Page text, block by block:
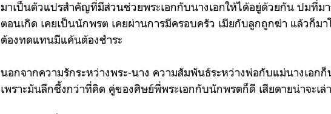
มาเป็นตัวแปรสำคัญที่มีส่วนช่วยพระเอกกับนางเอกให้ได้อยู่ด้วยกัน ปมที่ม
ตอนเกิด เคยเป็นนักพรต เคยผ่านการมีครอบครัว เมียกับลูกถูกฆ่า แล้วก็
ต้องทดแทนมีแค้นต้องชำระ
นอกจากความรักระหว่างพระ-นาง ความสัมพันธ์ระหว่างพ่อกับแม่นางเอกก็
เพราะมันลึกซึ้งกว่าที่คิด คู่ของศิษย์พี่พระเอกกับนักพรตก็ดี เสียดายน่าจะเล่า